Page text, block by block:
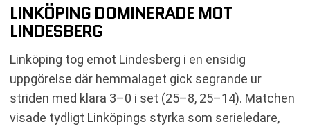
LINKÖPING DOMINERADE MOT
LINDESBERG
Linköping tog emot Lindesberg i en ensidig
uppgörelse där hemmalaget gick segrande ur
striden med klara 3–0 i set (25–8, 25–14). Matchen
visade tydligt Linköpings styrka som serieledare,